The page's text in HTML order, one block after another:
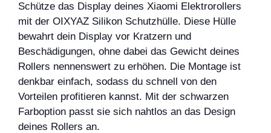
Schütze das Display deines Xiaomi Elektrorollers
mit der OIXYAZ Silikon Schutzhülle. Diese Hülle
bewahrt dein Display vor Kratzern und
Beschädigungen, ohne dabei das Gewicht deines
Rollers nennenswert zu erhöhen. Die Montage ist
denkbar einfach, sodass du schnell von den
Vorteilen profitieren kannst. Mit der schwarzen
Farboption passt sie sich nahtlos an das Design
deines Rollers an.